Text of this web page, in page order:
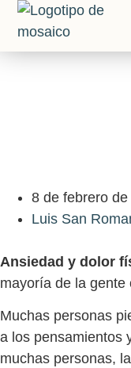
8 de febrero
Luis San
Ansiedad y dolor
mayoría de la gente
Muchas personas
a los pensamientos
muchas personas,